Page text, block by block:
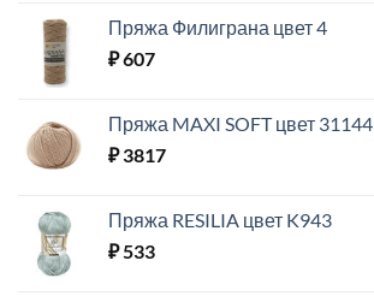
Пряжа Филиграна цвет 4
₽607
Пряжа MAXI SOFT цвет 31144
₽3817
Пряжа RESILIA цвет K943
₽533